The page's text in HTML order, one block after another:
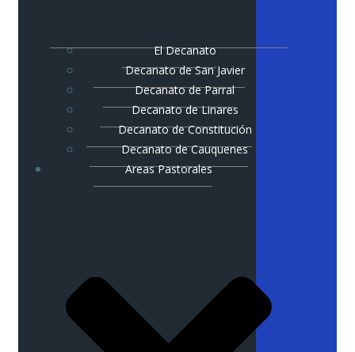
El Decanato
Decanato de San Javier
Decanato de Parral
Decanato de Linares
Decanato de Constitución
Decanato de Cauquenes
Areas Pastorales